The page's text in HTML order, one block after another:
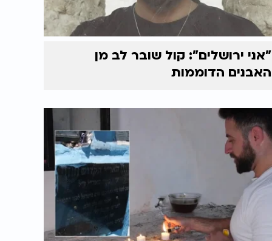
"אני ירושלים": קול שובר לב מן
האבנים הדוממות